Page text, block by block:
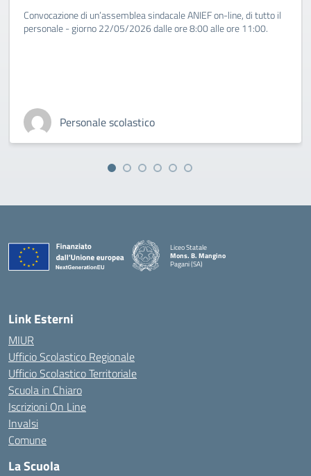
Convocazione di un’assemblea sindacale ANIEF on-line, di tutto il
personale - giorno 22/05/2026 dalle ore 8:00 alle ore 11:00.
Personale scolastico
Liceo Statale
Mons. B. Mangino
Pagani (SA)
— Visita la pagina iniziale della scuola
Link Esterni
MIUR
Ufficio Scolastico Regionale
Ufficio Scolastico Territoriale
Scuola in Chiaro
Iscrizioni On Line
Invalsi
Comune
La Scuola